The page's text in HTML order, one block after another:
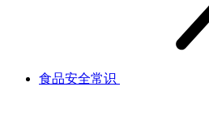
食品安全常识